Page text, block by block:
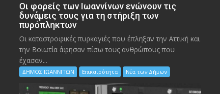
Οι φορείς των Ιωαννίνων ενώνουν τις
δυνάμεις τους για τη στήριξη των
πυρόπληκτων
Οι καταστροφικές πυρκαγιές που έπληξαν την Αττική και
την Bοιωτία άφησαν πίσω τους ανθρώπους που
έχασαν...
ΔΗΜΟΣ ΙΩΑΝΝΙΤΩΝ Επικαιρότητα Νέα των Δήμων